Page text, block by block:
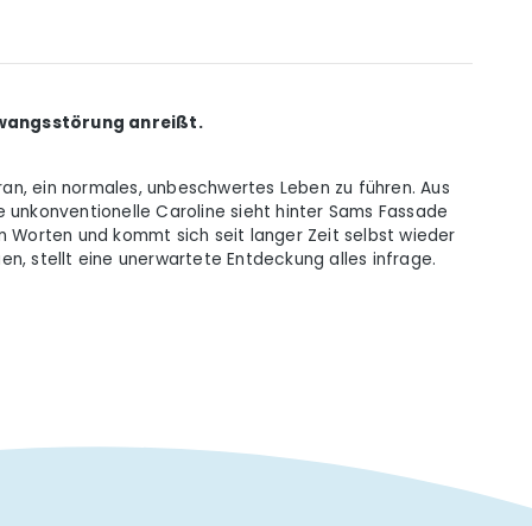
anreißt.
ein normales, unbeschwertes Leben zu führen. Aus
Caroline sieht hinter Sams Fassade
Worten und kommt sich seit langer Zeit selbst wieder
stellt eine unerwartete Entdeckung alles infrage.